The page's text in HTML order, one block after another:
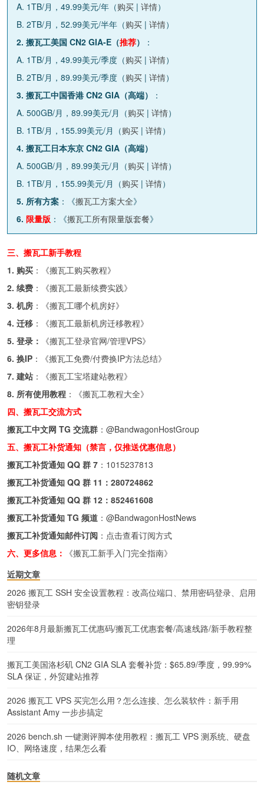
A. 1TB/月，49.99美元/年（购买 | 详情）
B. 2TB/月，52.99美元/半年（购买 | 详情）
2. 搬瓦工美国 CN2 GIA-E（推荐）
：
A. 1TB/月，49.99美元/季度（购买 | 详情）
B. 2TB/月，89.99美元/季度（购买 | 详情）
3. 搬瓦工中国香港 CN2 GIA（高端）
：
A. 500GB/月，89.99美元/月（购买 | 详情）
B. 1TB/月，155.99美元/月（购买 | 详情）
4. 搬瓦工日本东京 CN2 GIA（高端）
A. 500GB/月，89.99美元/月（购买 | 详情）
B. 1TB/月，155.99美元/月（购买 | 详情）
5. 所有方案 ：《搬瓦工方案大全》
6. 限量版 ：《搬瓦工所有限量版套餐》
三、搬瓦工新手教程
1. 购买 ：《搬瓦工购买教程》
2. 续费 ：《搬瓦工最新续费实践》
3. 机房 ：《搬瓦工哪个机房好》
4. 迁移 ：《搬瓦工最新机房迁移教程》
5. 登录：
《搬瓦工登录官网/管理VPS》
6. 换IP ：《搬瓦工免费/付费换IP方法总结》
7. 建站 ：《搬瓦工宝塔建站教程》
8. 所有使用教程 ：《搬瓦工教程大全》
四、搬瓦工交流方式
搬瓦工中文网 TG 交流群 ： @BandwagonHostGroup
五、搬瓦工补货通知（禁言，仅推送优惠信息）
搬瓦工补货通知 QQ 群 7 ： 1015237813
搬瓦工补货通知 QQ 群 11： 280724862
搬瓦工补货通知 QQ 群 12： 852461608
搬瓦工补货通知 TG 频道 ： @BandwagonHostNews
搬瓦工补货通知邮件订阅 ： 点击查看订阅方式
六、更多信息：
《搬瓦工新手入门完全指南》
近期文章
2026 搬瓦工 SSH 安全设置教程：改高位端口、禁用密码登录、启用
密钥登录
2026年8月最新搬瓦工优惠码/搬瓦工优惠套餐/高速线路/新手教程整
理
搬瓦工美国洛杉矶 CN2 GIA SLA 套餐补货：$65.89/季度，99.99%
SLA 保证，外贸建站推荐
2026 搬瓦工 VPS 买完怎么用？怎么连接、怎么装软件：新手用
Assistant Amy 一步步搞定
2026 bench.sh 一键测评脚本使用教程：搬瓦工 VPS 测系统、硬盘
IO、网络速度，结果怎么看
随机文章